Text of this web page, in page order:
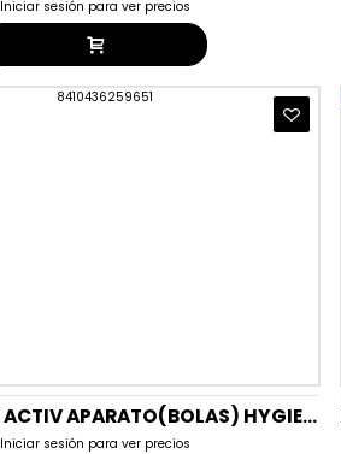
Iniciar sesión para ver precios
BREF WC BLUE ACTIV APARATO(BOLAS) HYGIENE
Iniciar sesión para ver precios